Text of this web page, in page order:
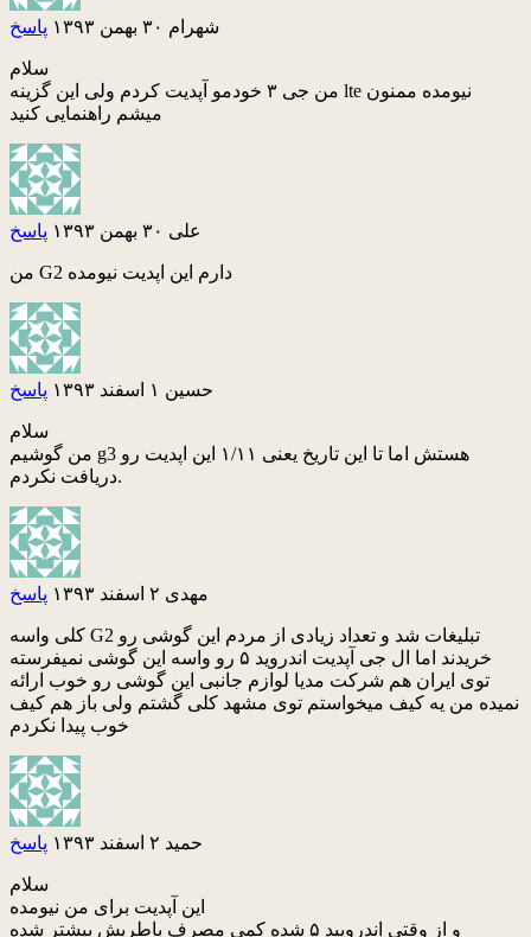
شهرام ۳۰ بهمن ۱۳۹۳ پاسخ
سلام
من جی ۳ خودمو آپدیت کردم ولی این گزینه lte نیومده ممنون
میشم راهنمایی کنید
علی ۳۰ بهمن ۱۳۹۳ پاسخ
من G2 دارم این اپدیت نیومده
حسین ۱ اسفند ۱۳۹۳ پاسخ
سلام
من گوشیم g3 هستش اما تا این تاریخ یعنی ۱/۱۱ این اپدیت رو
دریافت نکردم.
مهدی ۲ اسفند ۱۳۹۳ پاسخ
کلی واسه G2 تبلیغات شد و تعداد زیادی از مردم این گوشی رو
خریدند اما ال جی آپدیت اندروید ۵ رو واسه این گوشی نمیفرسته
توی ایران هم شرکت مدیا لوازم جانبی این گوشی رو خوب ارائه
نمیده من یه کیف میخواستم توی مشهد کلی گشتم ولی باز هم کیف
خوب پیدا نکردم
حمید ۲ اسفند ۱۳۹۳ پاسخ
سلام
این آپدیت برای من نیومده
و از وقتی اندرویید ۵ شده کمی مصرف باطریش بیشتر شده